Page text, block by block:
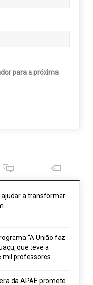
para a próxima
ajudar a transformar
“A União faz
que teve a
mil professores
da APAE promete